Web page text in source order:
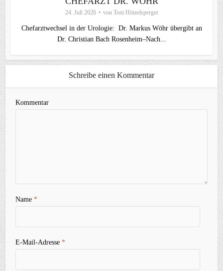
24. Juli 2026 von Toni Hötzelsperger
Chefarztwechsel in der Urologie: Dr. Markus Wöhr übergibt an
Dr. Christian Bach Rosenheim–Nach...
Schreibe einen Kommentar
Kommentar
Name*
E-Mail-Adresse*